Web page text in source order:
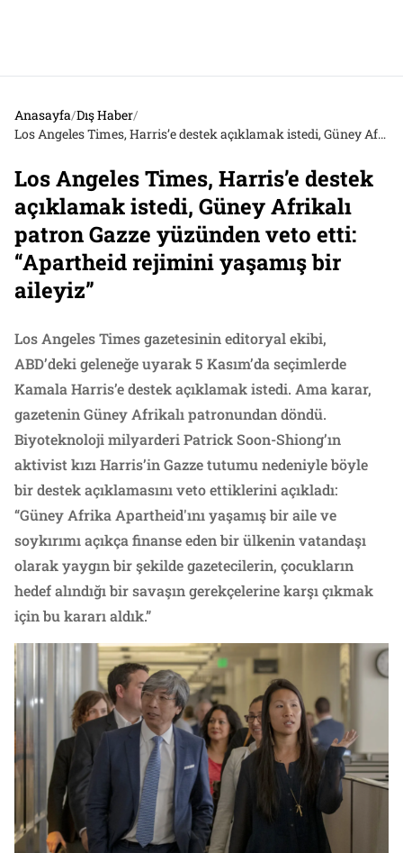
Anasayfa/Dış Haber/
Los Angeles Times, Harris’e destek açıklamak istedi, Güney Afrikalı patron Gazze yüzünden veto etti: “Apartheid rejimini yaşamış bir aileyiz”
Los Angeles Times, Harris’e destek
açıklamak istedi, Güney Afrikalı
patron Gazze yüzünden veto etti:
“Apartheid rejimini yaşamış bir
aileyiz”
Los Angeles Times gazetesinin editoryal ekibi,
ABD’deki geleneğe uyarak 5 Kasım’da seçimlerde
Kamala Harris’e destek açıklamak istedi. Ama karar,
gazetenin Güney Afrikalı patronundan döndü.
Biyoteknoloji milyarderi Patrick Soon-Shiong’ın
aktivist kızı Harris’in Gazze tutumu nedeniyle böyle
bir destek açıklamasını veto ettiklerini açıkladı:
“Güney Afrika Apartheid'ını yaşamış bir aile ve
soykırımı açıkça finanse eden bir ülkenin vatandaşı
olarak yaygın bir şekilde gazetecilerin, çocukların
hedef alındığı bir savaşın gerekçelerine karşı çıkmak
için bu kararı aldık.”